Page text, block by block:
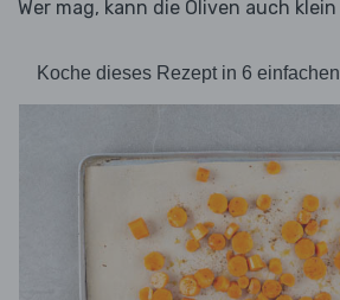
Wer mag, kann die Oliven auch
Koche dieses Rezept in 6